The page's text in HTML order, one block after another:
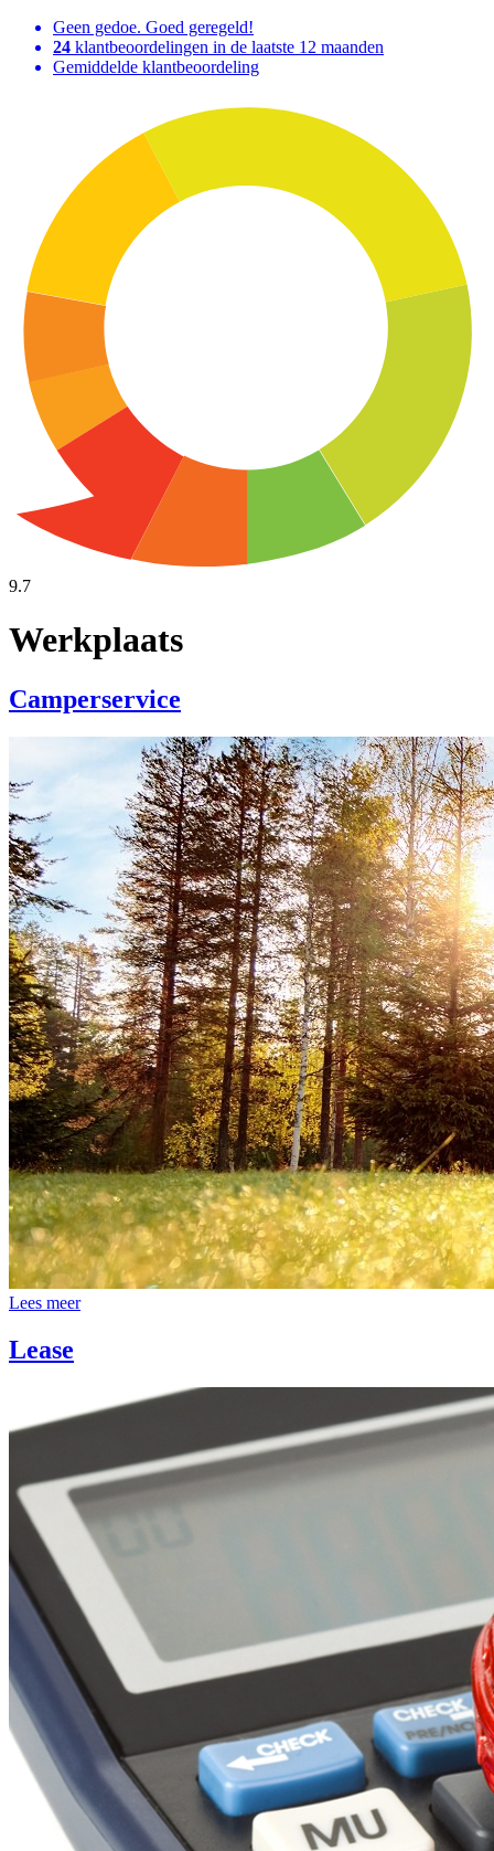
Geen gedoe. Goed geregeld!
24 klantbeoordelingen in de laatste 12 maanden
Gemiddelde klantbeoordeling
9.7
Werkplaats
Camperservice
Lees meer
Lease